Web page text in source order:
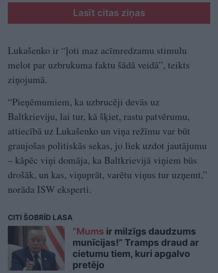
Lasīt citas ziņas
Lukašenko ir “ļoti maz acīmredzamu stimulu
melot par uzbrukuma faktu šādā veidā”, teikts
ziņojumā.
“Pieņēmumiem, ka uzbrucēji devās uz
Baltkrieviju, lai tur, kā šķiet, rastu patvērumu,
attiecībā uz Lukašenko un viņa režīmu var būt
graujošas politiskās sekas, jo liek uzdot jautājumu
– kāpēc viņi domāja, ka Baltkrievijā viņiem būs
drošāk, un kas, viņuprāt, varētu viņus tur uzņemt,”
norāda ISW eksperti.
CITI ŠOBRĪD LASA
“Mums ir milzīgs daudzums
munīcijas!” Tramps draud ar
cietumu tiem, kuri apgalvo
pretējo